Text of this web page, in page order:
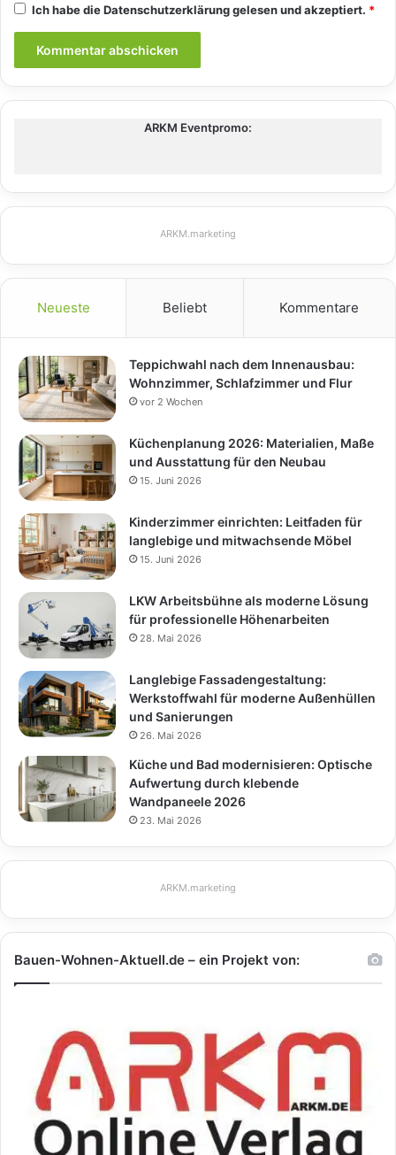
Ich habe dieDatenschutzerklärunggelesen und akzeptiert. *
ARKM Eventpromo:
ARKM.marketing
Neueste Beliebt Kommentare
Teppichwahl nach dem Innenausbau:
Wohnzimmer, Schlafzimmer und Flur
vor 2 Wochen
Küchenplanung 2026: Materialien, Maße
und Ausstattung für den Neubau
15. Juni 2026
Kinderzimmer einrichten: Leitfaden für
langlebige und mitwachsende Möbel
15. Juni 2026
LKW Arbeitsbühne als moderne Lösung
für professionelle Höhenarbeiten
28. Mai 2026
Langlebige Fassadengestaltung:
Werkstoffwahl für moderne Außenhüllen
und Sanierungen
26. Mai 2026
Küche und Bad modernisieren: Optische
Aufwertung durch klebende
Wandpaneele 2026
23. Mai 2026
ARKM.marketing
Bauen-Wohnen-Aktuell.de – ein Projekt von: